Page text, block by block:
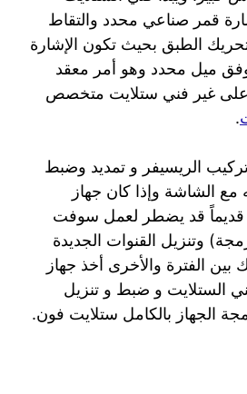
قمر صناعي محدد والتقاط
الطبق بحيث تكون الإشارة
ميل محدد وهو أمر معقد
غير فني ستلايت متخصص
.
الريسيفر و تمديد وضبط
مع الشاشة وإذا كان جهاز
قديماً قد يضطر لعمل سوفت
وتنزيل القنوات الجديدة
بين الفترة والأخرى أخذ جهاز
الستلايت و ضبط و تنزيل
الجهاز بالكامل ستلايت فون.